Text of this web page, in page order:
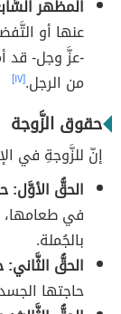
المظهر
عنها أو
-عزَّ وجل- قد
من الرجل.[١٧]
حقوق الزَّوجة
إنّ للزَّوجةِ في
الحقُّ الأوَّل:
في طعامها،
بالجُملة.
الحقُّ
حاجتها